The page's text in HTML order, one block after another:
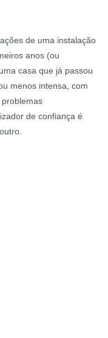
de uma instalação
anos (ou
casa que já passou
menos intensa, com
de confiança é